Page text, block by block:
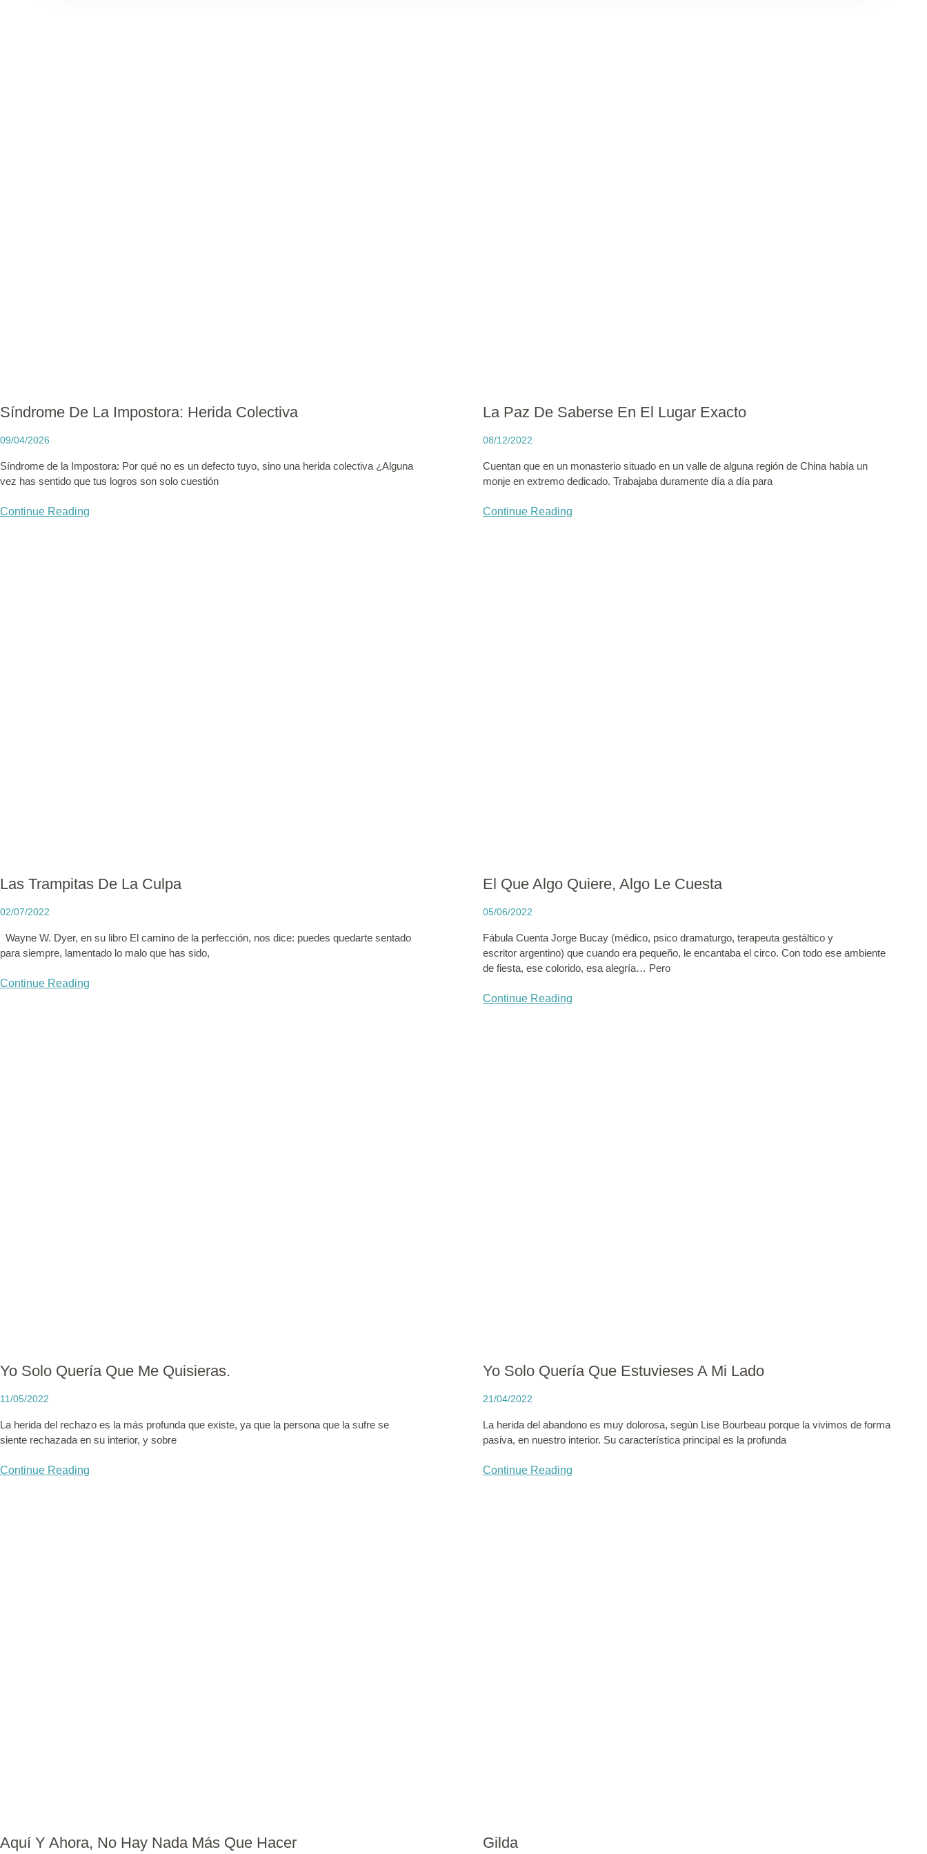
Síndrome De La Impostora: Herida Colectiva
09/04/2026
Síndrome de la Impostora: Por qué no es un defecto tuyo, sino una herida colectiva ¿Alguna
vez has sentido que tus logros son solo cuestión
Continue Reading
La Paz De Saberse En El Lugar Exacto
08/12/2022
Cuentan que en un monasterio situado en un valle de alguna región de China había un
monje en extremo dedicado. Trabajaba duramente día a día para
Continue Reading
Las Trampitas De La Culpa
02/07/2022
Wayne W. Dyer, en su libro El camino de la perfección, nos dice: puedes quedarte sentado
para siempre, lamentado lo malo que has sido,
Continue Reading
El Que Algo Quiere, Algo Le Cuesta
05/06/2022
Fábula Cuenta Jorge Bucay (médico, psico dramaturgo, terapeuta gestáltico y
escritor argentino) que cuando era pequeño, le encantaba el circo. Con todo ese ambiente
de fiesta, ese colorido, esa alegría… Pero
Continue Reading
Yo Solo Quería Que Me Quisieras.
11/05/2022
La herida del rechazo es la más profunda que existe, ya que la persona que la sufre se
siente rechazada en su interior, y sobre
Continue Reading
Yo Solo Quería Que Estuvieses A Mi Lado
21/04/2022
La herida del abandono es muy dolorosa, según Lise Bourbeau porque la vivimos de forma
pasiva, en nuestro interior. Su característica principal es la profunda
Continue Reading
Aquí Y Ahora, No Hay Nada Más Que Hacer Gilda